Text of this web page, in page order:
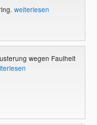
weiterlesen
wegen Faulheit